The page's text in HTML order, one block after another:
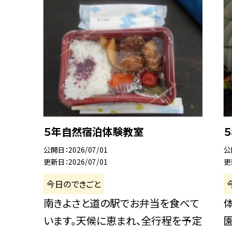
５年自然宿泊体験教室
公開日 2026/07/01
更新日 2026/07/01
今日のできごと
南きよさと道の駅でお弁当を食べて
います。天候に恵まれ、全行程を予定